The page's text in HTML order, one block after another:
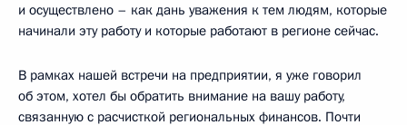
и осуществлено – как дань уважения к тем людям, которые
начинали эту работу и которые работают в регионе сейчас.
В рамках нашей встречи на предприятии, я уже говорил
об этом, хотел бы обратить внимание на вашу работу,
связанную с расчисткой региональных финансов. Почти